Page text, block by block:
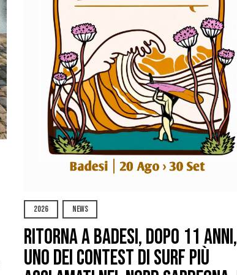
2026 NEWS
Ritorna a Badesi, dopo 11 anni,
uno dei contest di surf più